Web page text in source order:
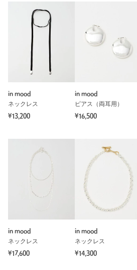
in mood
ネックレス
¥13,200
in mood
ピアス（両耳用）
¥16,500
in mood
ネックレス
¥17,600
in mood
ネックレス
¥14,300